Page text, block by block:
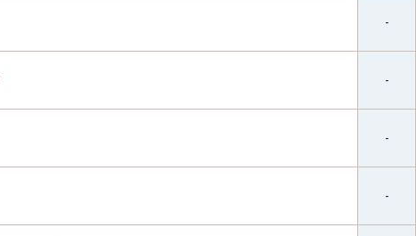
-
-
-
-